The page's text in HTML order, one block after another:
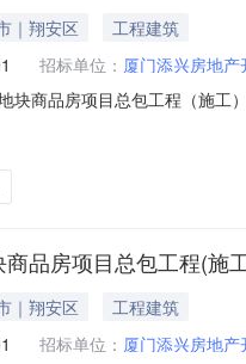
｜翔安区
工程建筑
招标单位： 厦门添兴房地
块商品房项目总包工程（施
品房项目总包工程(施
｜翔安区
工程建筑
招标单位： 厦门添兴房地